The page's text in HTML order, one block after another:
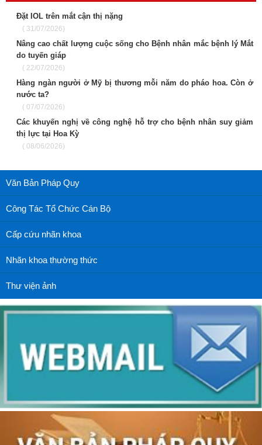
Đặt IOL trên mắt cận thị nặng
( 31/07/2026)
Nâng cao chất lượng cuộc sống cho Bệnh nhân mắc bệnh lý Mắt
do tuyến giáp
( 22/07/2026)
Hàng ngàn người ở Mỹ bị thương mỗi năm do pháo hoa. Còn ở
nước ta?
( 07/07/2026)
Các khuyến nghị về công nghệ hỗ trợ cho bệnh nhân suy giảm
thị lực tại Hoa Kỳ
( 08/06/2026)
Văn Bản Pháp Quy
Công Tác Tổ Chức Cán Bộ
Cấp cứu nhãn khoa
Nhãn khoa thường thức
Thư viện ảnh